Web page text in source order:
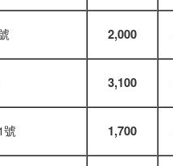
2,000
3,100
號 1,700